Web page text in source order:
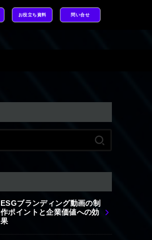
お役立ち資料 問い合せ
ESGブランディング動画の制
作ポイントと企業価値への効
果